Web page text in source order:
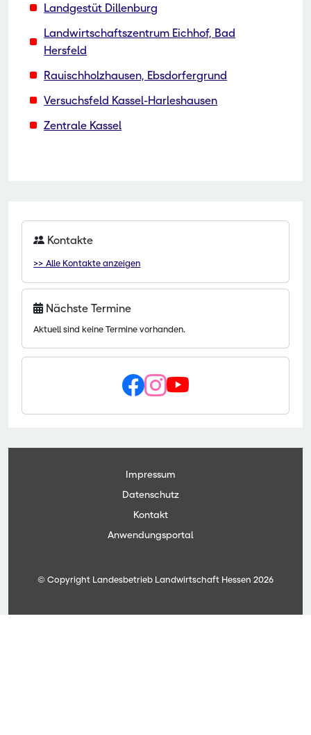
Landgestüt Dillenburg
Landwirtschaftszentrum Eichhof, Bad
Hersfeld
Rauischholzhausen, Ebsdorfergrund
Versuchsfeld Kassel-Harleshausen
Zentrale Kassel
Kontakte
>> Alle Kontakte anzeigen
Nächste Termine
Aktuell sind keine Termine vorhanden.
Impressum
Datenschutz
Kontakt
Anwendungsportal
© Copyright Landesbetrieb Landwirtschaft Hessen 2026